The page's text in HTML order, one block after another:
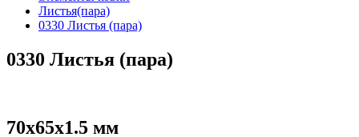
Листья(пара)
0330 Листья (пара)
0330 Листья (пара)
70х65х1.5 мм